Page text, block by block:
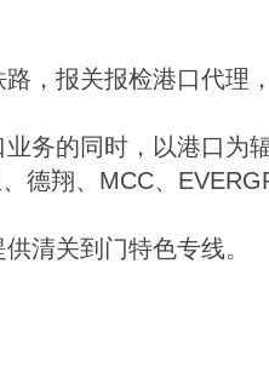
，报关报检港口代理
务的同时，以港口为
德翔、MCC、
清关到门特色专线。